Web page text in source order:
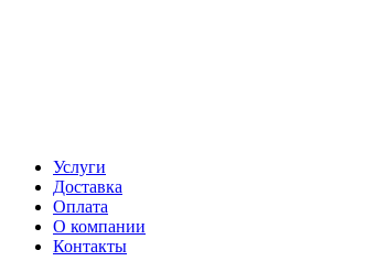
Услуги
Доставка
Оплата
О компании
Контакты